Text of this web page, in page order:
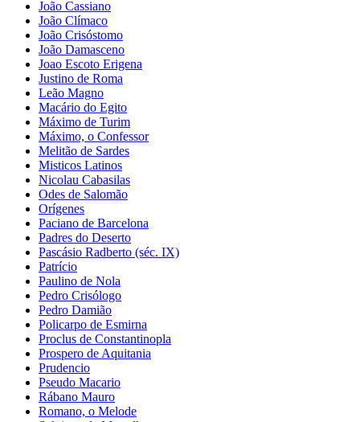
João Cassiano
João Clímaco
João Crisóstomo
João Damasceno
Joao Escoto Erigena
Justino de Roma
Leão Magno
Macário do Egito
Máximo de Turim
Máximo, o Confessor
Melitão de Sardes
Misticos Latinos
Nicolau Cabasilas
Odes de Salomão
Orígenes
Paciano de Barcelona
Padres do Deserto
Pascásio Radberto (séc. IX)
Patrício
Paulino de Nola
Pedro Crisólogo
Pedro Damião
Policarpo de Esmirna
Proclus de Constantinopla
Prospero de Aquitania
Prudencio
Pseudo Macario
Rábano Mauro
Romano, o Melode